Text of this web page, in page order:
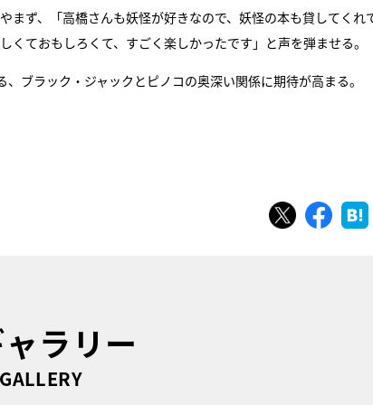
ず、「高橋さんも妖怪が好きなので、妖怪の本も貸してくれ
ておもしろくて、すごく楽しかったです」と声を弾ませる。
ブラック・ジャックとピノコの奥深い関係に期待が高まる。
ツイートシェア
ラリー